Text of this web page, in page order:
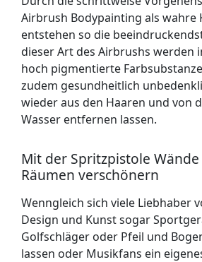
Airbrush Bodypainting als wahre
entstehen so die
dieser Art des Airbrushs werden
hoch pigmentierte
zudem gesundheitlich
wieder aus den Haaren und von
Wasser entfernen lassen.
Mit der Spritzpistole
Räumen verschönern
Wenngleich sich viele Liebhaber
Design und Kunst sogar
Golfschläger oder Pfeil und
lassen oder Musikfans ein